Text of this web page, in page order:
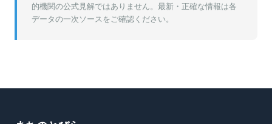
的機関の公式見解ではありません。最新・正確な情報は各
データの一次ソースをご確認ください。